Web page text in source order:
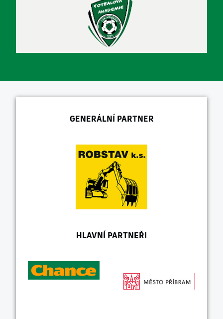
GENERÁLNÍ PARTNER
HLAVNÍ PARTNEŘI